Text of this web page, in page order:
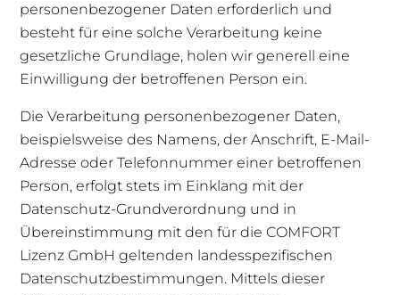
personenbezogener Daten erforderlich und
besteht für eine solche Verarbeitung keine
gesetzliche Grundlage, holen wir generell eine
Einwilligung der betroffenen Person ein.
Die Verarbeitung personenbezogener Daten,
beispielsweise des Namens, der Anschrift, E-Mail-
Adresse oder Telefonnummer einer betroffenen
Person, erfolgt stets im Einklang mit der
Datenschutz-Grundverordnung und in
Übereinstimmung mit den für die COMFORT
Lizenz GmbH geltenden landesspezifischen
Datenschutzbestimmungen. Mittels dieser